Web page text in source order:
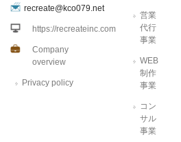
recreate@kco079.net
https://recreateinc.com
Company
overview
Privacy policy
営業
代行
事業
WEB
制作
事業
コン
サル
事業